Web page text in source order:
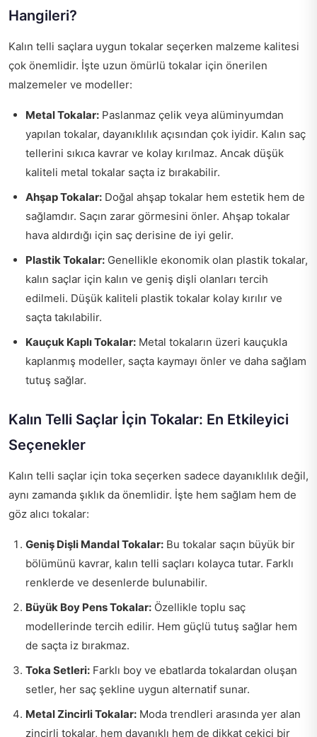
Hangileri?
Kalın telli saçlara uygun tokalar seçerken malzeme kalitesi
çok önemlidir. İşte uzun ömürlü tokalar için önerilen
malzemeler ve modeller:
Metal Tokalar: Paslanmaz çelik veya alüminyumdan
yapılan tokalar, dayanıklılık açısından çok iyidir. Kalın saç
tellerini sıkıca kavrar ve kolay kırılmaz. Ancak düşük
kaliteli metal tokalar saçta iz bırakabilir.
Ahşap Tokalar: Doğal ahşap tokalar hem estetik hem de
sağlamdır. Saçın zarar görmesini önler. Ahşap tokalar
hava aldırdığı için saç derisine de iyi gelir.
Plastik Tokalar: Genellikle ekonomik olan plastik tokalar,
kalın saçlar için kalın ve geniş dişli olanları tercih
edilmeli. Düşük kaliteli plastik tokalar kolay kırılır ve
saçta takılabilir.
Kauçuk Kaplı Tokalar: Metal tokaların üzeri kauçukla
kaplanmış modeller, saçta kaymayı önler ve daha sağlam
tutuş sağlar.
Kalın Telli Saçlar İçin Tokalar: En Etkileyici
Seçenekler
Kalın telli saçlar için toka seçerken sadece dayanıklılık değil,
aynı zamanda şıklık da önemlidir. İşte hem sağlam hem de
göz alıcı tokalar:
Geniş Dişli Mandal Tokalar: Bu tokalar saçın büyük bir
bölümünü kavrar, kalın telli saçları kolayca tutar. Farklı
renklerde ve desenlerde bulunabilir.
Büyük Boy Pens Tokalar: Özellikle toplu saç
modellerinde tercih edilir. Hem güçlü tutuş sağlar hem
de saçta iz bırakmaz.
Toka Setleri: Farklı boy ve ebatlarda tokalardan oluşan
setler, her saç şekline uygun alternatif sunar.
Metal Zincirli Tokalar: Moda trendleri arasında yer alan
zincirli tokalar, hem dayanıklı hem de dikkat çekici bir